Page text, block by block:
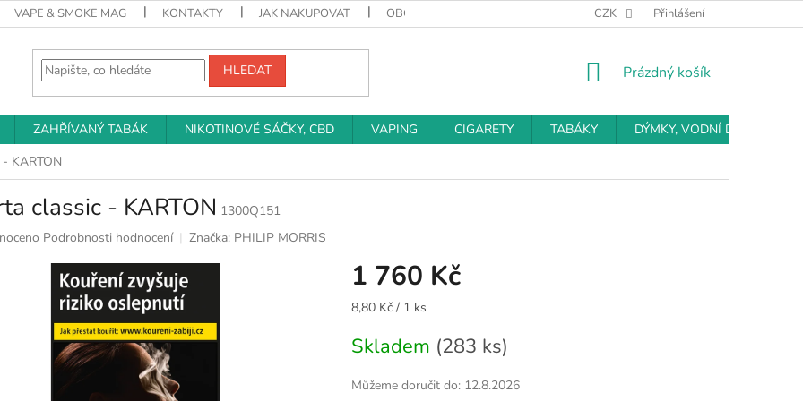
VAPE & SMOKE MAG KONTAKTY JAK NAKUPOVAT OBCHODNÍ PODMÍNKY PODMÍNKY OCHRANY OSOBNÍCH ÚDAJŮ
CZK Přihlášení
HLEDAT
NÁKUPNÍ
Prázdný košík
ZAHŘÍVANÝ TABÁK NIKOTINOVÉ SÁČKY, CBD VAPING CIGARETY TABÁKY
DÝMKY, VODNÍ DÝMKY
KARTON
classic - KARTON 1300Q151
Podrobnosti hodnocení Značka: PHILIP MORRIS
1 760 Kč
Měrná
8,80 Kč / 1 ks
Skladem (283 ks)
Můžeme doručit do: 12.8.2026